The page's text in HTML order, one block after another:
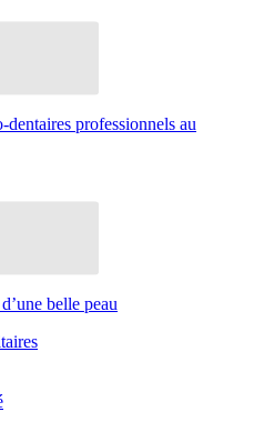
professionnels au
belle peau